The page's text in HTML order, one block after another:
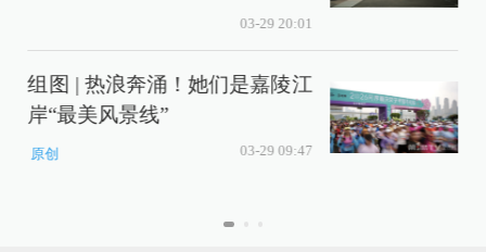
03-29 20:01
组图 | 热浪奔涌！她们是嘉陵江
岸“最美风景线”
原创 03-29 09:47